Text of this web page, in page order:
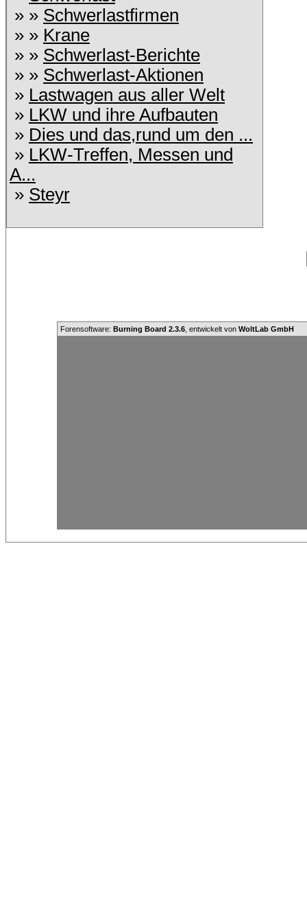
» » Schwerlastfirmen
» » Krane
» » Schwerlast-Berichte
» » Schwerlast-Aktionen
» Lastwagen aus aller Welt
» LKW und ihre Aufbauten
» Dies und das,rund um den ...
» LKW-Treffen, Messen und
A...
» Steyr
Forensoftware: Burning Board 2.3.6, entwickelt von WoltLab GmbH